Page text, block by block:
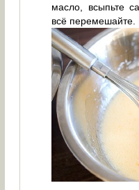
масло, всыпьте
всё перемешайте.